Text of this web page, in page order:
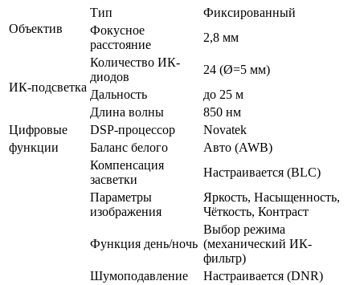
Объектив
Тип
Фиксированный
Фокусное
расстояние
2,8 мм
ИК-подсветка
Количество ИК-
диодов
24 (Ø=5 мм)
Дальность
до 25 м
Длина волны
850 нм
Цифровые
DSP-процессор
Novatek
функции
Баланс белого
Авто (AWB)
Компенсация
засветки
Настраивается (BLC)
Параметры
изображения
Яркость, Насыщенность,
Чёткость, Контраст
Функция день/ночь
Выбор режима
(механический ИК-
фильтр)
Шумоподавление
Настраивается (DNR)